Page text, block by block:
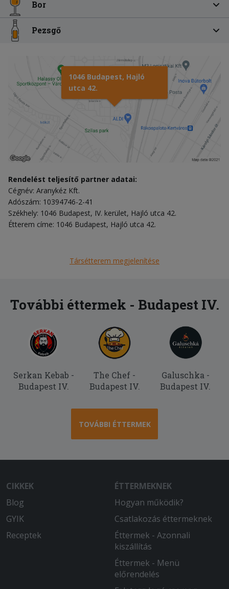
Bor
Pezsgő
1046 Budapest, Hajló
utca 42.
Rendelést teljesítő partner adatai:
Cégnév: Aranykéz Kft.
Adószám: 10394746-2-41
Székhely: 1046 Budapest, IV. kerület, Hajló utca 42.
Étterem címe: 1046 Budapest, Hajló utca 42.
Társétterem megjelenítése
További éttermek - Budapest IV.
Serkan Kebab -
Budapest IV.
The Chef -
Budapest IV.
Galuschka -
Budapest IV.
TOVÁBBI ÉTTERMEK
CIKKEK
Blog
GYIK
Receptek
ÉTTERMEKNEK
Hogyan működik?
Csatlakozás éttermeknek
Éttermek - Azonnali
kiszállítás
Éttermek - Menü
előrendelés